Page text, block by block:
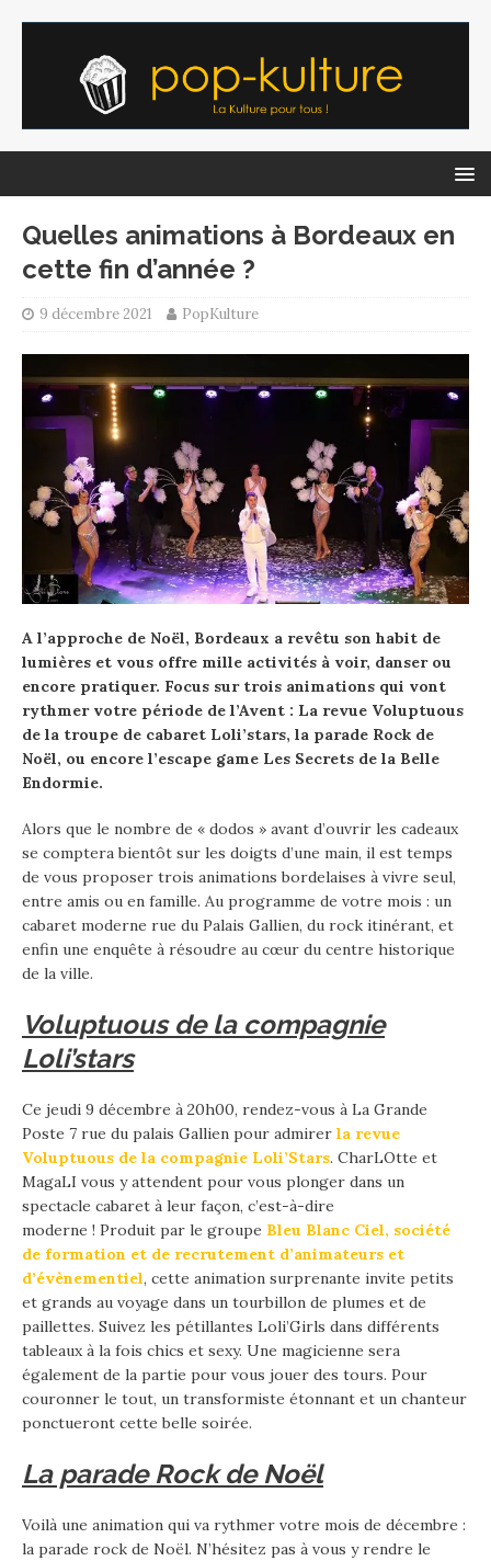
Quelles animations à Bordeaux en
cette fin d’année ?
9 décembre 2021 PopKulture
A l’approche de Noël, Bordeaux a revêtu son habit de
lumières et vous offre mille activités à voir, danser ou
encore pratiquer. Focus sur trois animations qui vont
rythmer votre période de l’Avent : La revue Voluptuous
de la troupe de cabaret Loli’stars, la parade Rock de
Noël, ou encore l’escape game Les Secrets de la Belle
Endormie.
Alors que le nombre de « dodos » avant d’ouvrir les cadeaux
se comptera bientôt sur les doigts d’une main, il est temps
de vous proposer trois animations bordelaises à vivre seul,
entre amis ou en famille. Au programme de votre mois : un
cabaret moderne rue du Palais Gallien, du rock itinérant, et
enfin une enquête à résoudre au cœur du centre historique
de la ville.
Voluptuous de la compagnie
Loli’stars
Ce jeudi 9 décembre à 20h00, rendez-vous à La Grande
Poste 7 rue du palais Gallien pour admirer la revue
Voluptuous de la compagnie Loli’Stars. CharLOtte et
MagaLI vous y attendent pour vous plonger dans un
spectacle cabaret à leur façon, c’est-à-dire
moderne ! Produit par le groupe Bleu Blanc Ciel, société
de formation et de recrutement d’animateurs et
d’évènementiel, cette animation surprenante invite petits
et grands au voyage dans un tourbillon de plumes et de
paillettes. Suivez les pétillantes Loli’Girls dans différents
tableaux à la fois chics et sexy. Une magicienne sera
également de la partie pour vous jouer des tours. Pour
couronner le tout, un transformiste étonnant et un chanteur
ponctueront cette belle soirée.
La parade Rock de Noël
Voilà une animation qui va rythmer votre mois de décembre :
la parade rock de Noël. N’hésitez pas à vous y rendre le